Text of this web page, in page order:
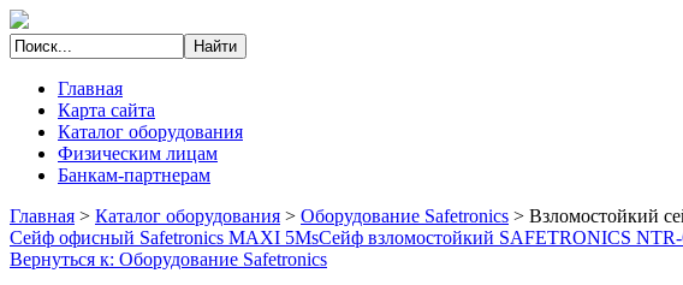
Главная
Карта сайта
Каталог оборудования
Физическим лицам
Банкам-партнерам
Главная > Каталог оборудования > Оборудование Safetronics > Взломостойкий
Сейф офисный Safetronics MAXI 5MsСейф взломостойкий SAFETRONICS
Вернуться к: Оборудование Safetronics